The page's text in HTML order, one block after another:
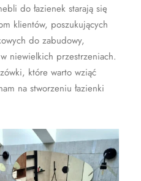
do łazienek starają się
klientów, poszukujących
do zabudowy,
niewielkich przestrzeniach.
które warto wziąć
na stworzeniu łazienki